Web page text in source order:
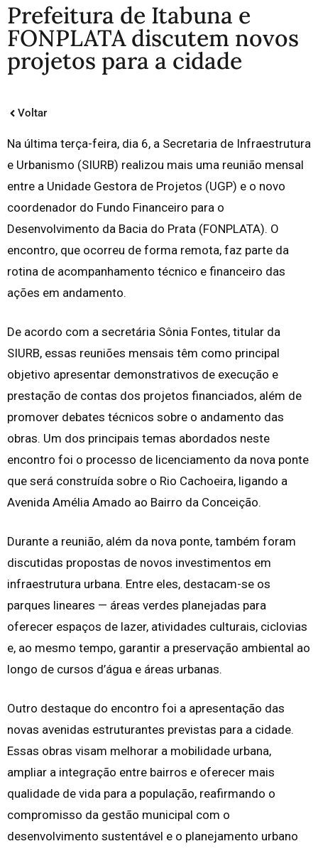
Prefeitura de Itabuna e
FONPLATA discutem novos
projetos para a cidade
Voltar
Na última terça-feira, dia 6, a Secretaria de Infraestrutura
e Urbanismo (SIURB) realizou mais uma reunião mensal
entre a Unidade Gestora de Projetos (UGP) e o novo
coordenador do Fundo Financeiro para o
Desenvolvimento da Bacia do Prata (FONPLATA). O
encontro, que ocorreu de forma remota, faz parte da
rotina de acompanhamento técnico e financeiro das
ações em andamento.
De acordo com a secretária Sônia Fontes, titular da
SIURB, essas reuniões mensais têm como principal
objetivo apresentar demonstrativos de execução e
prestação de contas dos projetos financiados, além de
promover debates técnicos sobre o andamento das
obras. Um dos principais temas abordados neste
encontro foi o processo de licenciamento da nova ponte
que será construída sobre o Rio Cachoeira, ligando a
Avenida Amélia Amado ao Bairro da Conceição.
Durante a reunião, além da nova ponte, também foram
discutidas propostas de novos investimentos em
infraestrutura urbana. Entre eles, destacam-se os
parques lineares — áreas verdes planejadas para
oferecer espaços de lazer, atividades culturais, ciclovias
e, ao mesmo tempo, garantir a preservação ambiental ao
longo de cursos d’água e áreas urbanas.
Outro destaque do encontro foi a apresentação das
novas avenidas estruturantes previstas para a cidade.
Essas obras visam melhorar a mobilidade urbana,
ampliar a integração entre bairros e oferecer mais
qualidade de vida para a população, reafirmando o
compromisso da gestão municipal com o
desenvolvimento sustentável e o planejamento urbano